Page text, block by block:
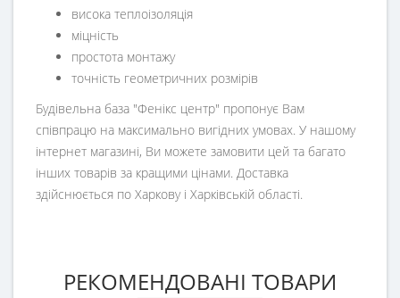
висока теплоізоляція
міцність
простота монтажу
точність геометричних розмірів
Будівельна база "Фенікс центр" пропонує Вам
співпрацю на максимально вигідних умовах. У нашому
інтернет магазині, Ви можете замовити цей та багато
інших товарів за кращими цінами. Доставка
здійснюється по Харкову і Харківській області.
РЕКОМЕНДОВАНІ ТОВАРИ